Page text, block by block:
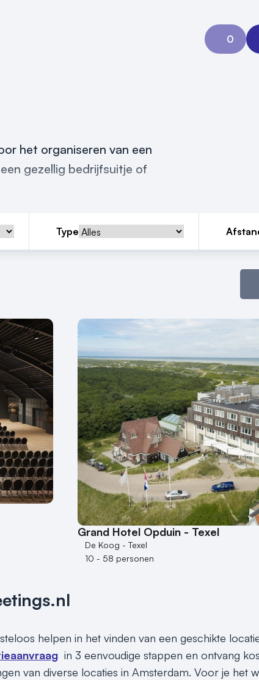
0
het organiseren van een
gezellig bedrijfsuitje of
Type
Grand Hotel Opduin - Texel
De Koog - Texel
10 - 58 personen
helpen in het vinden van een geschikte
in 3 eenvoudige stappen en ontvang
van diverse locaties in Amsterdam. Voor je het